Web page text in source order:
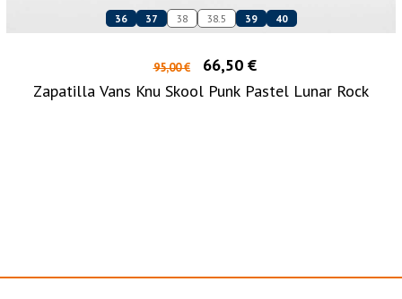
36 37 38 38.5 39 40
95,00 €
66,50 €
Zapatilla Vans Knu Skool Punk Pastel Lunar Rock